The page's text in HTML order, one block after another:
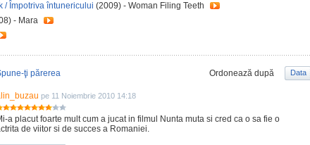
/ Împotriva întunericului (2009) - Woman Filing Teeth
- Mara
ţi părerea Ordonează după Data
pe 11 Noiembrie 2010 14:18
a placut foarte mult cum a jucat in filmul Nunta muta si cred ca o sa fie o
de viitor si de succes a Romaniei.